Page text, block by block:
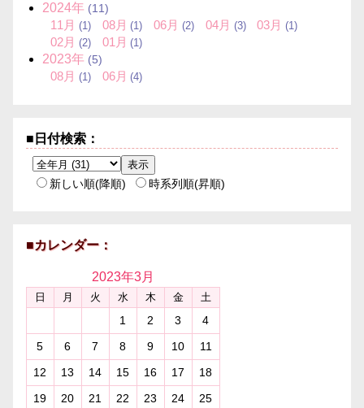
2024年 (11)
11月 (1) 08月 (1) 06月 (2) 04月 (3) 03月 (1)
02月 (2) 01月 (1)
2023年 (5)
08月 (1) 06月 (4)
■日付検索：
新しい順(降順) 時系列順(昇順)
■カレンダー：
2023年3月
日 月 火 水 木 金 土
1 2 3
4
5
6 7 8 9 10
11
12
13 14 15 16 17
18
19
20 21 22 23 24
25